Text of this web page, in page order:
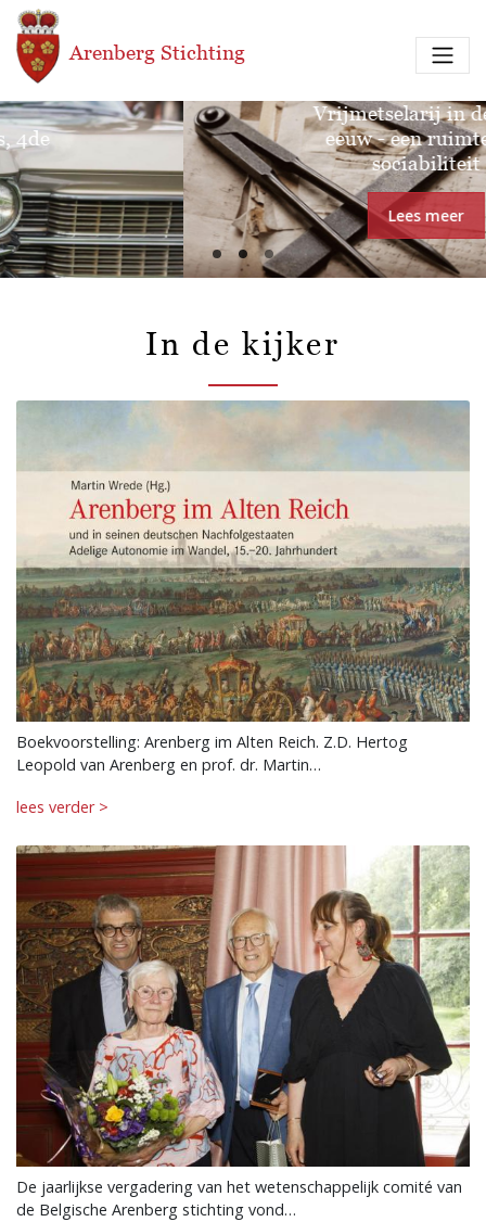
Overslaan en naar de inhoud gaan
Arenberg Stichting
Vrijmetselarij in de 18de
eeuw - een ruimte van
sociabiliteit
Lees meer
In de kijker
Boekvoorstelling: Arenberg im Alten Reich. Z.D. Hertog
Leopold van Arenberg en prof. dr. Martin…
lees verder >
De jaarlijkse vergadering van het wetenschappelijk comité van
de Belgische Arenberg stichting vond…